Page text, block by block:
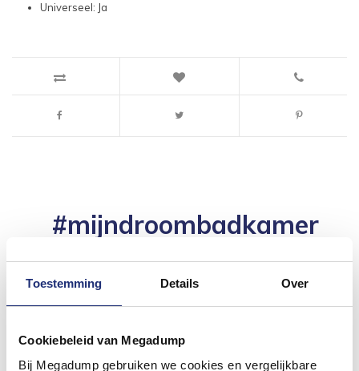
Toestemming Details Over
Cookiebeleid van Megadump
Bij Megadump gebruiken we cookies en vergelijkbare
Universeel: Ja
#mijndroombadkamer
badkamer op Instagram met #mijndroombadkamer
en tag @megadumpnl. Samen bouwen we een
inspirerende omgeving vol met unieke
badkamerstijlen. Doe je mee?